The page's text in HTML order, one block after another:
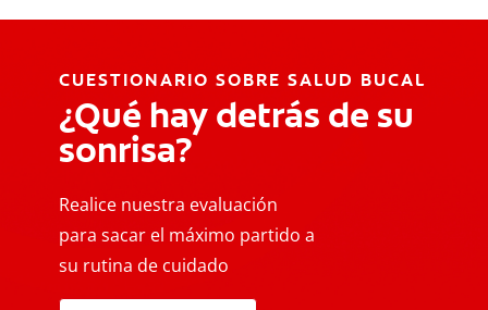
CUESTIONARIO SOBRE SALUD BUCAL
¿Qué hay detrás de su
sonrisa?
Realice nuestra evaluación
para sacar el máximo partido a
su rutina de cuidado